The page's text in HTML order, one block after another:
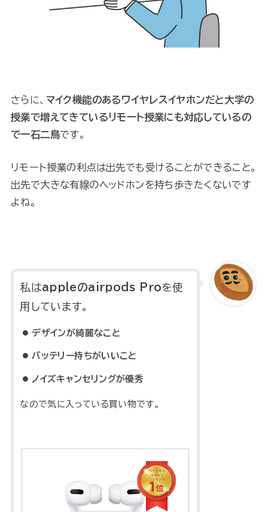
さらに、 マイク機能のあるワイヤレスイヤホンだと大学の
授業で増えてきているリモート授業にも対応しているの
で一石二鳥です。
リモート授業の利点は出先でも受けることができること。
出先で大きな有線のヘッドホンを持ち歩きたくないです
よね。
私はappleのairpods Proを使
用しています。
デザインが綺麗なこと
バッテリー持ちがいいこと
ノイズキャンセリングが優秀
なので気に入っている買い物です。